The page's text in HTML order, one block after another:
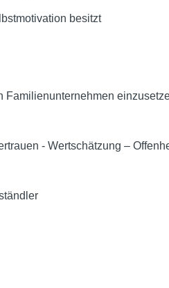
besitzt
Familienunternehmen
- Wertschätzung –